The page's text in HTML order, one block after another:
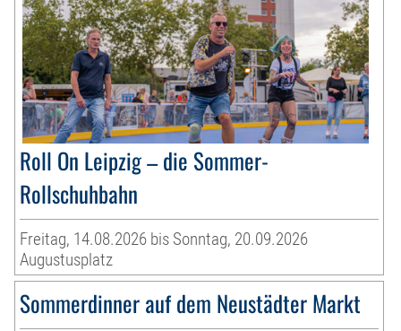
Roll On Leipzig – die Sommer-
Rollschuhbahn
Freitag, 14.08.2026 bis Sonntag, 20.09.2026
Augustusplatz
Sommerdinner auf dem Neustädter Markt